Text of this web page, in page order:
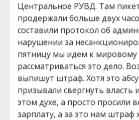
Центральное РУВД. Там
продержали больше двух
составили протокол об
нарушении за
пятницу мы идем к мировому
рассматриваться это дело.
выпишут штраф. Хотя это
призывали свергнуть власть
этом духе, а просто просили
зарплату, а за это нам штраф